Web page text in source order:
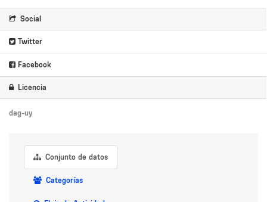
Social
Twitter
Facebook
Licencia
dag-uy
Conjunto de datos
Categorías